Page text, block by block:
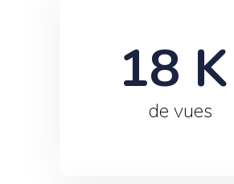
de vues
18 K